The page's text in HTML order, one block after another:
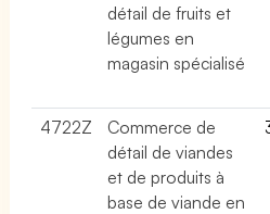
détail de fruits et
légumes en
magasin spécialisé
4722Z
Commerce de
détail de viandes
et de produits à
base de viande en